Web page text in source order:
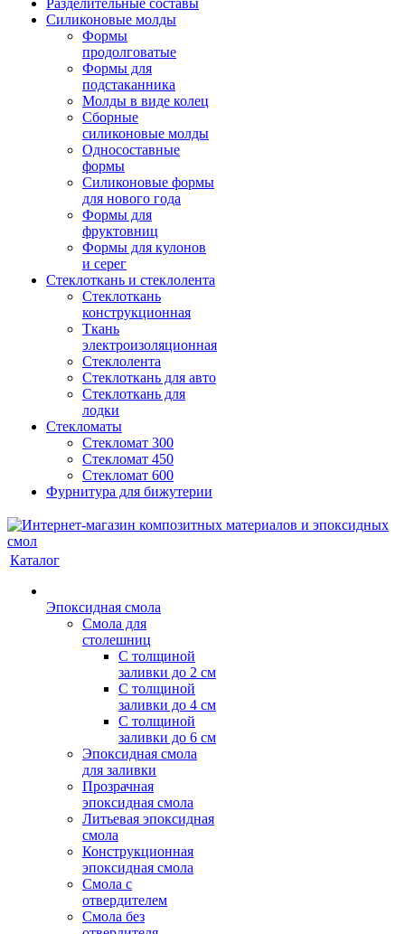
Разделительные составы
Силиконовые молды
Формы
продолговатые
Формы для
подстаканника
Молды в виде колец
Сборные
силиконовые молды
Односоставные
формы
Силиконовые формы
для нового года
Формы для
фруктовниц
Формы для кулонов
и серег
Стеклоткань и стеклолента
Стеклоткань
конструкционная
Ткань
электроизоляционная
Стеклолента
Стеклоткань для авто
Стеклоткань для
лодки
Стекломаты
Стекломат 300
Стекломат 450
Стекломат 600
Фурнитура для бижутерии
Каталог
Эпоксидная смола
Смола для
столешниц
С толщиной
заливки до 2 см
С толщиной
заливки до 4 см
С толщиной
заливки до 6 см
Эпоксидная смола
для заливки
Прозрачная
эпоксидная смола
Литьевая эпоксидная
смола
Конструкционная
эпоксидная смола
Смола с
отвердителем
Смола без